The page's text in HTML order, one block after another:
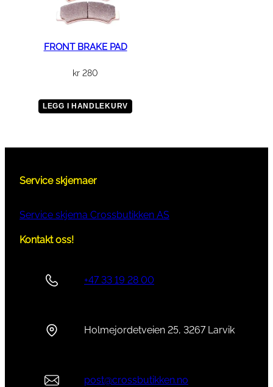
FRONT BRAKE PAD
kr 280
LEGG I HANDLEKURV
Service skjemaer
Service skjema Crossbutikken AS
Kontakt oss!
+47 33 19 28 00
Holmejordetveien 25, 3267 Larvik
post@crossbutikken.no